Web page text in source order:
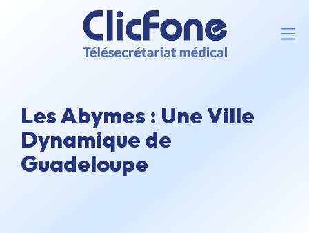
Les Abymes : Une Ville
Dynamique de
Guadeloupe